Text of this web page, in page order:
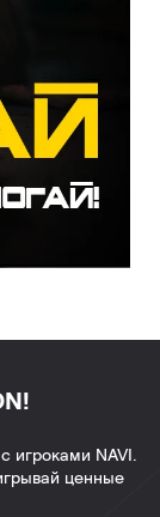
игроками NAVI.
ценные